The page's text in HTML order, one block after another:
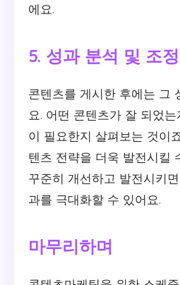
에요.
5. 성과 분석 및 조정
콘텐츠를 게시한 후에는 그
요. 어떤 콘텐츠가 잘 되었
이 필요한지 살펴보는 것이
텐츠 전략을 더욱 발전시킬
꾸준히 개선하고 발전시키면
과를 극대화할 수 있어요.
마무리하며